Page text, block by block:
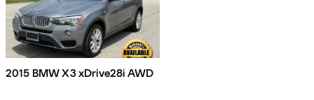
2015 BMW X3 xDrive28i AWD